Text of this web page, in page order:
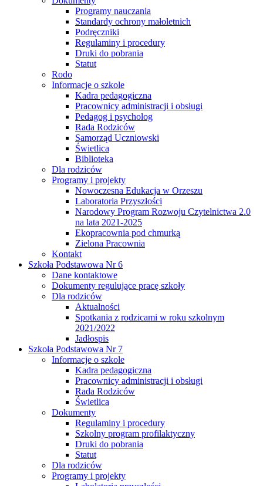
Programy nauczania
Standardy ochrony małoletnich
Podręczniki
Regulaminy i procedury
Druki do pobrania
Statut
Rodo
Informacje o szkole
Kadra pedagogiczna
Pracownicy administracji i obsługi
Pedagog i psycholog
Rada Rodziców
Samorząd Uczniowski
Świetlica
Biblioteka
Dla rodziców
Programy i projekty
Nowoczesna Edukacja w Orzeszu
Laboratoria Przyszłości
Narodowy Program Rozwoju Czytelnictwa 2.0
na lata 2021-2025
Ekopracownia pod chmurką
Zielona Pracownia
Kontakt
Szkoła Podstawowa Nr 6
Dane kontaktowe
Dokumenty regulujące pracę szkoły
Dla rodziców
Aktualności
Spotkania z rodzicami w roku szkolnym
2021/2022
Jadłospis
Szkoła Podstawowa Nr 7
Informacje o szkole
Kadra pedagogiczna
Pracownicy administracji i obsługi
Rada Rodziców
Świetlica
Dokumenty
Regulaminy i procedury
Szkolny program profilaktyczny
Druki do pobrania
Statut
Dla rodziców
Programy i projekty